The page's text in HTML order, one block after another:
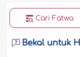
Cari Fatwa
Bekal untuk